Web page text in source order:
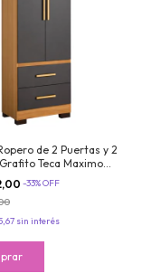
de 2 Puertas y 2
Teca Maximo
-33%OFF
sin interés